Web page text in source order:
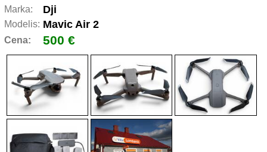
Marka: Dji
Modelis: Mavic Air 2
Cena: 500 €